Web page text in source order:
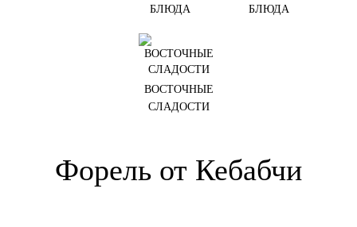
БЛЮДА
БЛЮДА
ВОСТОЧНЫЕ
СЛАДОСТИ
Форель от Кебабчи